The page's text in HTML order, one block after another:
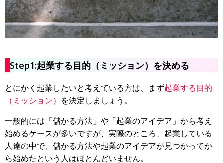
Step1:起業する目的（ミッション）を決める
とにかく起業したいと考えている方は、まず起業する目的
（ミッション） を決定しましょう。
一般的には「儲かる方法」や「起業のアイデア」から考え
始めるケースが多いですが、実際のところ、起業している
人達の中で、儲かる方法や起業のアイデアが見つかってか
ら始めたという人はほとんどいません。